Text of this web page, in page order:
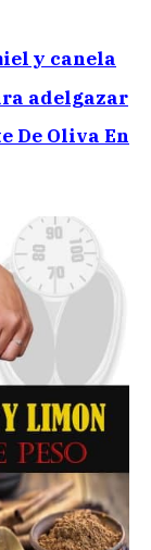
y canela
adelgazar
De Oliva En